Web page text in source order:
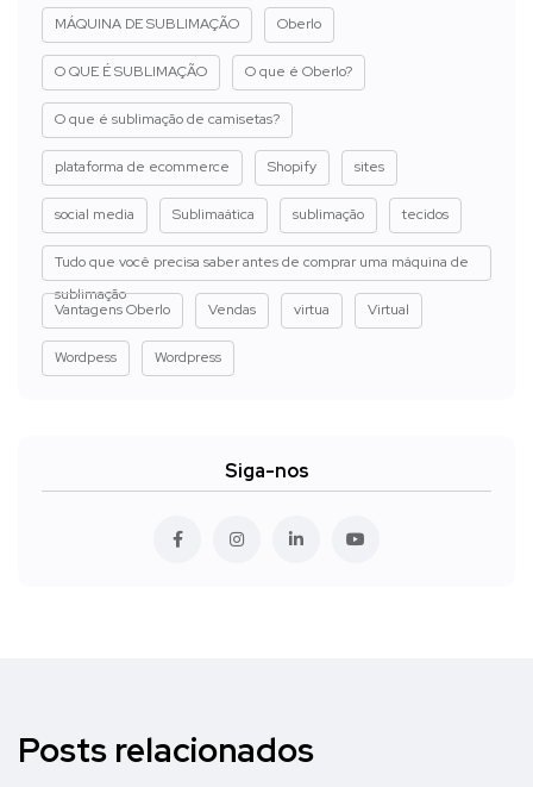
MÁQUINA DE SUBLIMAÇÃO Oberlo
O QUE É SUBLIMAÇÃO O que é Oberlo?
O que é sublimação de camisetas?
plataforma de ecommerce Shopify sites
social media Sublimaática sublimação tecidos
Tudo que você precisa saber antes de comprar uma máquina de
sublimação
Vantagens Oberlo
Vendas virtua Virtual
Wordpess Wordpress
Siga-nos
Posts relacionados